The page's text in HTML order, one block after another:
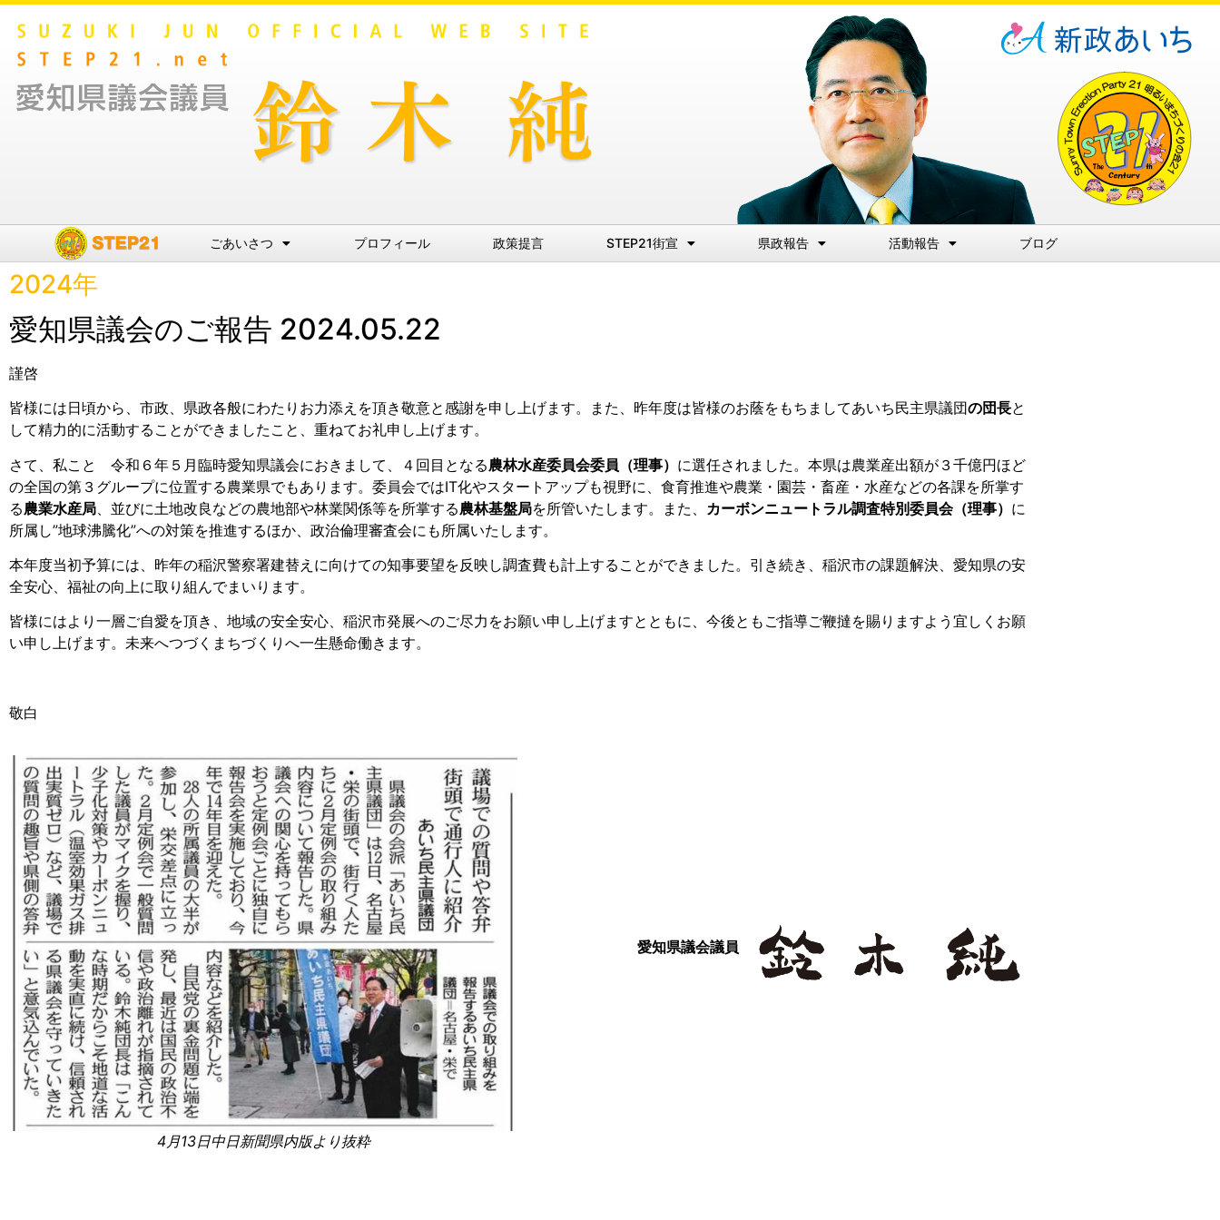
ごあいさつ プロフィール 政策提言 STEP21街宣 県政報告 活動報告 ブログ
2024年
愛知県議会のご報告 2024.05.22
謹啓
皆様には日頃から、市政、県政各般にわたりお力添えを頂き敬意と感謝を申し上げます。また、昨年度は皆様のお蔭をもちましてあいち民主県議団の団長と
して精力的に活動することができましたこと、重ねてお礼申し上げます。
さて、私こと 令和６年５月臨時愛知県議会におきまして、４回目となる農林水産委員会委員（理事） に選任されました。本県は農業産出額が３千億円ほど
の全国の第３グループに位置する農業県でもあります。委員会ではIT化やスタートアップも視野に、食育推進や農業・園芸・畜産・水産などの各課を所掌す
る農業水産局 、並びに土地改良などの農地部や林業関係等を所掌する農林基盤局を所管いたします。また、 カーボンニュートラル調査特別委員会（理事） に
所属し”地球沸騰化”への対策を推進するほか、政治倫理審査会にも所属いたします。
本年度当初予算には、昨年の稲沢警察署建替えに向けての知事要望を反映し調査費も計上することができました。引き続き、稲沢市の課題解決、愛知県の安
全安心、福祉の向上に取り組んでまいります。
皆様にはより一層ご自愛を頂き、地域の安全安心、稲沢市発展へのご尽力をお願い申し上げますとともに、今後ともご指導ご鞭撻を賜りますよう宜しくお願
い申し上げます。未来へつづくまちづくりへ一生懸命働きます。
敬白
4月13日中日新聞県内版より抜粋
愛知県議会議員